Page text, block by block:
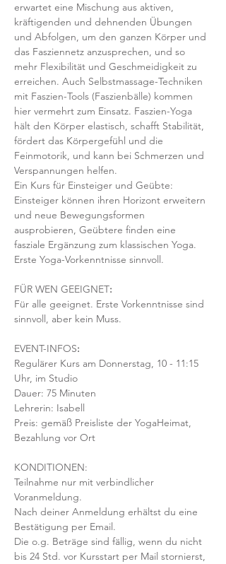
erwartet eine Mischung aus aktiven,
kräftigenden und dehnenden Übungen
und Abfolgen, um den ganzen Körper und
das Fasziennetz anzusprechen, und so
mehr Flexibilität und Geschmeidigkeit zu
erreichen. Auch Selbstmassage-Techniken
mit Faszien-Tools (Faszienbälle) kommen
hier vermehrt zum Einsatz. Faszien-Yoga
hält den Körper elastisch, schafft Stabilität,
fördert das Körpergefühl und die
Feinmotorik, und kann bei Schmerzen und
Verspannungen helfen.
Ein Kurs für Einsteiger und Geübte:
Einsteiger können ihren Horizont erweitern
und neue Bewegungsformen
ausprobieren, Geübtere finden eine
fasziale Ergänzung zum klassischen Yoga.
Erste Yoga-Vorkenntnisse sinnvoll.
FÜR WEN GEEIGNET:
Für alle geeignet. Erste Vorkenntnisse sind
sinnvoll, aber kein Muss.
EVENT-INFOS:
Regulärer Kurs am Donnerstag, 10 - 11:15
Uhr, im Studio
Dauer: 75 Minuten
Lehrerin: Isabell
Preis: gemäß Preisliste der YogaHeimat,
Bezahlung vor Ort
KONDITIONEN:
Teilnahme nur mit verbindlicher
Voranmeldung.
Nach deiner Anmeldung erhältst du eine
Bestätigung per Email.
Die o.g. Beträge sind fällig, wenn du nicht
bis 24 Std. vor Kursstart per Mail stornierst,